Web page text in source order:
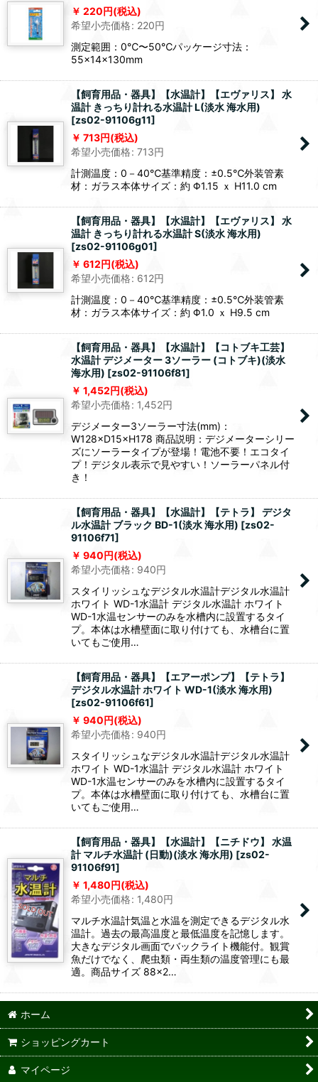
220円(税込)
希望小売価格: 220円
測定範囲：0℃〜50℃パッケージ寸法：
55×14×130mm
【飼育用品・器具】【水温計】【エヴァリス】 水
温計 きっちり計れる水温計 L(淡水 海水用)
[zs02-91106g11]
713円(税込)
希望小売価格: 713円
計測温度：0－40℃基準精度：±0.5℃外装管素
材：ガラス本体サイズ：約 Φ1.15 ｘ H11.0 cm
【飼育用品・器具】【水温計】【エヴァリス】 水
温計 きっちり計れる水温計 S(淡水 海水用)
[zs02-91106g01]
612円(税込)
希望小売価格: 612円
計測温度：0－40℃基準精度：±0.5℃外装管素
材：ガラス本体サイズ：約 Φ1.0 ｘ H9.5 cm
【飼育用品・器具】【水温計】【コトブキ工芸】
水温計 デジメーター 3ソーラー (コトブキ)(淡水
海水用) [zs02-91106f81]
1,452円(税込)
希望小売価格: 1,452円
デジメーター3ソーラー寸法(mm)：
W128×D15×H178 商品説明：デジメーターシリー
ズにソーラータイプが登場！電池不要！エコタイ
プ！デジタル表示で見やすい！ソーラーパネル付
き！
【飼育用品・器具】【水温計】【テトラ】 デジタ
ル水温計 ブラック BD-1(淡水 海水用) [zs02-
91106f71]
940円(税込)
希望小売価格: 940円
スタイリッシュなデジタル水温計デジタル水温計
ホワイト WD-1水温計 デジタル水温計 ホワイト
WD-1水温センサーのみを水槽内に設置するタイ
プ。本体は水槽壁面に取り付けても、水槽台に置
いてもご使用…
【飼育用品・器具】【エアーポンプ】【テトラ】
デジタル水温計 ホワイト WD-1(淡水 海水用)
[zs02-91106f61]
940円(税込)
希望小売価格: 940円
スタイリッシュなデジタル水温計デジタル水温計
ホワイト WD-1水温計 デジタル水温計 ホワイト
WD-1水温センサーのみを水槽内に設置するタイ
プ。本体は水槽壁面に取り付けても、水槽台に置
いてもご使用…
【飼育用品・器具】【水温計】【ニチドウ】 水温
計 マルチ水温計 (日動)(淡水 海水用) [zs02-
91106f91]
1,480円(税込)
希望小売価格: 1,480円
マルチ水温計気温と水温を測定できるデジタル水
温計。過去の最高温度と最低温度を記憶します。
大きなデジタル画面でバックライト機能付。観賞
魚だけでなく、爬虫類・両生類の温度管理にも最
適。商品サイズ 88×2…
ホーム
ショッピングカート
マイページ